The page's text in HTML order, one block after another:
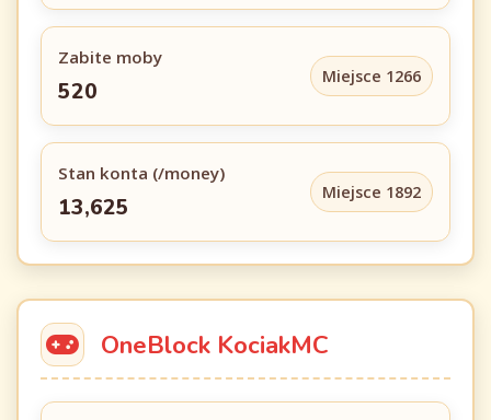
Zabite moby
520
Miejsce 1266
Stan konta (/money)
13,625
Miejsce 1892
OneBlock KociakMC